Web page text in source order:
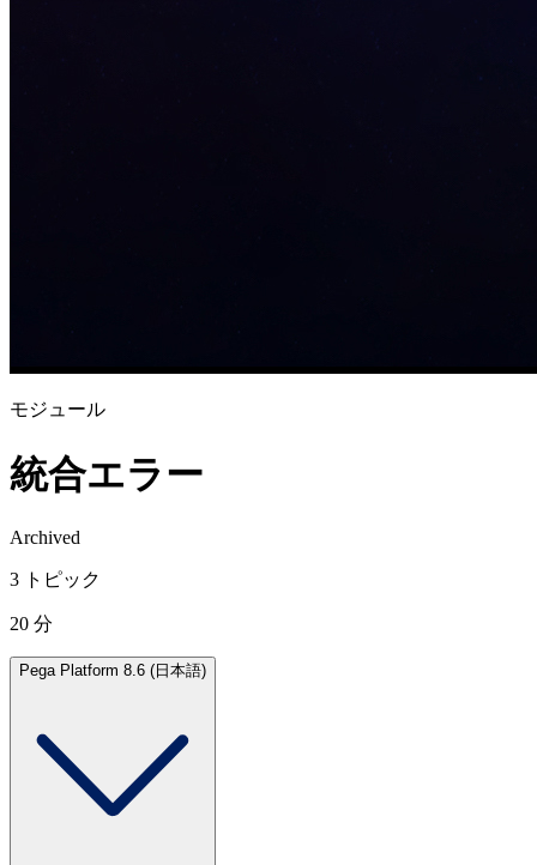
モジュール
統合エラー
Archived
3 トピック
20 分
Pega Platform 8.6 (日本語)